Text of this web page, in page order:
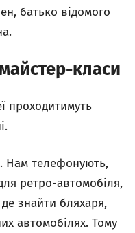
батько відомого
класи
проходитимуть
Нам телефонують,
ретро-автомобіля,
знайти бляхаря,
автомобілях. Тому